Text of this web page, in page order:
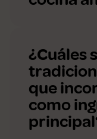
¿Cuáles
que
como